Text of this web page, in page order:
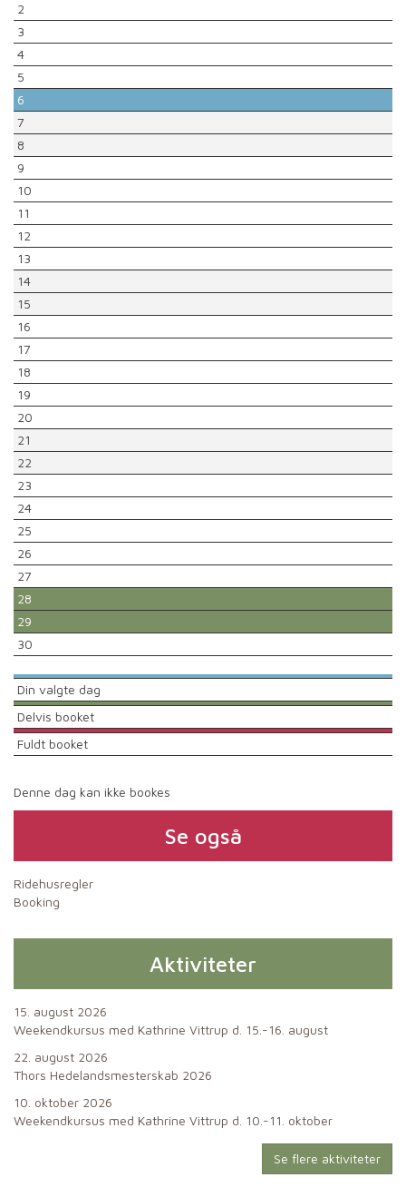
2
3
4
5
6
7
8
9
10
11
12
13
14
15
16
17
18
19
20
21
22
23
24
25
26
27
28
29
30
Din valgte dag
Delvis booket
Fuldt booket
Denne dag kan ikke bookes
Se også
Ridehusregler
Booking
Aktiviteter
15. august 2026
Weekendkursus med Kathrine Vittrup d. 15.-16. august
22. august 2026
Thors Hedelandsmesterskab 2026
10. oktober 2026
Weekendkursus med Kathrine Vittrup d. 10.-11. oktober
Se flere aktiviteter